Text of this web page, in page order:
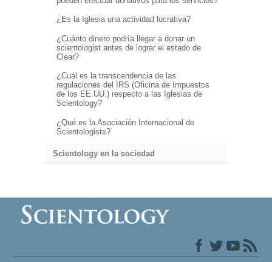
¿Es la Iglesia una actividad lucrativa?
¿Cuánto dinero podría llegar a donar un
scientologist antes de lograr el estado de
Clear?
¿Cuál es la transcendencia de las
regulaciones del IRS (Oficina de Impuestos
de los EE.UU.) respecto a las Iglesias de
Scientology?
¿Qué es la Asociación Internacional de
Scientologists?
Scientology en la sociedad